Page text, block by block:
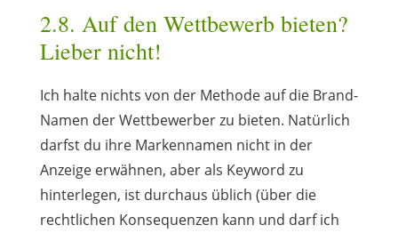
2.8. Auf den Wettbewerb bieten?
Lieber nicht!
Ich halte nichts von der Methode auf die Brand-
Namen der Wettbewerber zu bieten. Natürlich
darfst du ihre Markennamen nicht in der
Anzeige erwähnen, aber als Keyword zu
hinterlegen, ist durchaus üblich (über die
rechtlichen Konsequenzen kann und darf ich